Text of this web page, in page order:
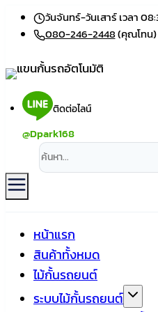
Skip
วันจันทร์-วันเสาร์ เวลา
080-246-2448(คุณโทน)
ติดต่อไลน์
@Dpark168
หน้าแรก
สินค้าทั้งหมด
ไม้กั้นรถยนต์
ระบบไม้กั้นรถยนต์